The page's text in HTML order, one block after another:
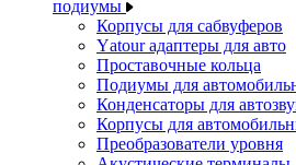
подиумы
Корпусы для сабвуферов
Yаtour адаптеры для авто
Проставочные кольца
Подиумы для
Конденсаторы для
Корпусы для
Преобразователи уровня